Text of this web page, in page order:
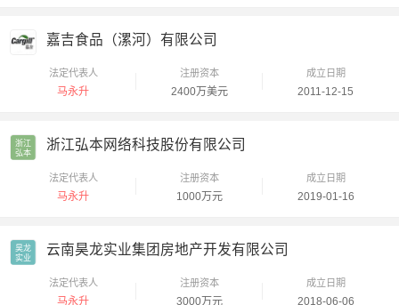
嘉吉食品（漯河）有限公司
法定代表人
马永升
注册资本
2400万美元
成立日期
2011-12-15
浙江
弘本
浙江弘本网络科技股份有限公司
法定代表人
马永升
注册资本
1000万元
成立日期
2019-01-16
昊龙
实业
云南昊龙实业集团房地产开发有限公司
法定代表人
马永升
注册资本
3000万元
成立日期
2018-06-06